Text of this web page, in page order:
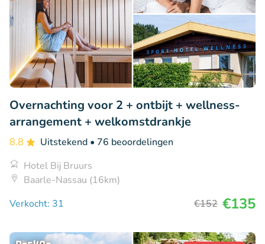
Overnachting voor 2 + ontbijt + wellness-
arrangement + welkomstdrankje
8.8 Uitstekend • 76 beoordelingen
Hotel Bij Bruurs
Baarle-Nassau (16km)
Verkocht: 31
€152 €135